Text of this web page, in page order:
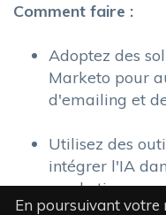
Comment faire :
Adoptez des
Marketo pour
d'emailing et
Utilisez des
intégrer l'IA
marketing.
En poursuivant votre